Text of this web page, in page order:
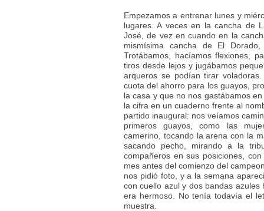
Empezamos a entrenar lunes y
lugares. A veces en la cancha de
José, de vez en cuando en la
mismísima cancha de El
Trotábamos, hacíamos flexiones,
tiros desde lejos y jugábamos
arqueros se podían tirar
cuota del ahorro para los guayos,
la casa y que no nos gastábamos
la cifra en un cuaderno frente al
partido inaugural: nos veíamos
primeros guayos, como las
camerino, tocando la arena con la
sacando pecho, mirando a la
compañeros en sus posiciones,
mes antes del comienzo del
nos pidió foto, y a la semana
con cuello azul y dos bandas
era hermoso. No tenía todavía el
muestra.